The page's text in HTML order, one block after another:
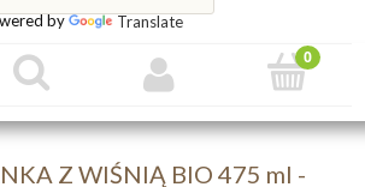
by Translate
Z WIŚNIĄ BIO 475 ml -